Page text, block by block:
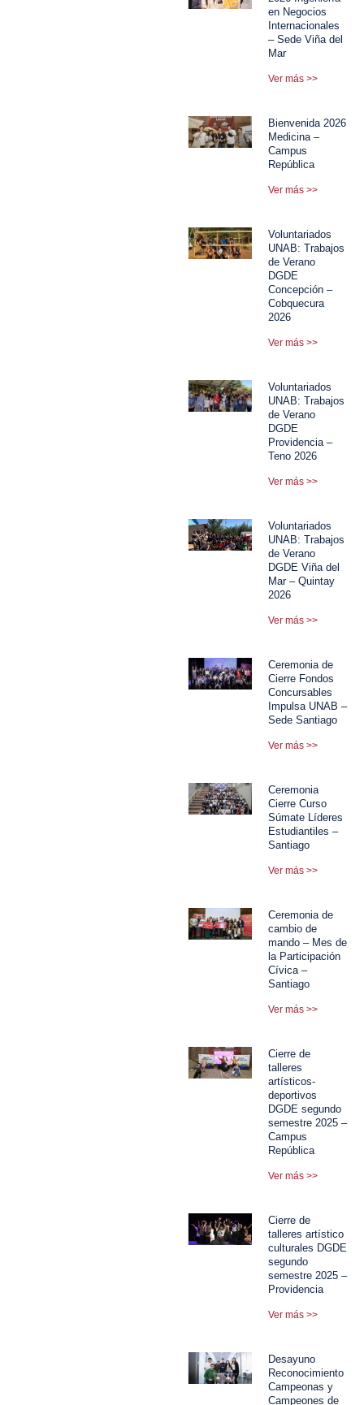
en Negocios
Internacionales
– Sede Viña del
Mar
Ver más >>
Bienvenida 2026
Medicina –
Campus
República
Ver más >>
Voluntariados
UNAB: Trabajos
de Verano
DGDE
Concepción –
Cobquecura
2026
Ver más >>
Voluntariados
UNAB: Trabajos
de Verano
DGDE
Providencia –
Teno 2026
Ver más >>
Voluntariados
UNAB: Trabajos
de Verano
DGDE Viña del
Mar – Quintay
2026
Ver más >>
Ceremonia de
Cierre Fondos
Concursables
Impulsa UNAB –
Sede Santiago
Ver más >>
Ceremonia
Cierre Curso
Súmate Líderes
Estudiantiles –
Santiago
Ver más >>
Ceremonia de
cambio de
mando – Mes de
la Participación
Cívica –
Santiago
Ver más >>
Cierre de
talleres
artísticos-
deportivos
DGDE segundo
semestre 2025 –
Campus
República
Ver más >>
Cierre de
talleres artístico
culturales DGDE
segundo
semestre 2025 –
Providencia
Ver más >>
Desayuno
Reconocimiento
Campeonas y
Campeones de